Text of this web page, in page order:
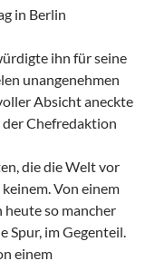
in Berlin
ihn für seine
unangenehmen
Absicht aneckte
der Chefredaktion
die die Welt vor
Von einem
heute so mancher
Spur, im Gegenteil.
einem